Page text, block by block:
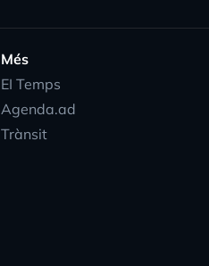
Més
EI Temps
Agenda.ad
Trànsit